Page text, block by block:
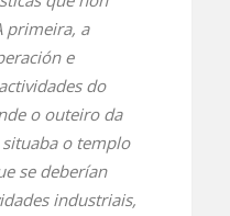
primeira, a
e
do
o outeiro da
o templo
se deberían
industriais,